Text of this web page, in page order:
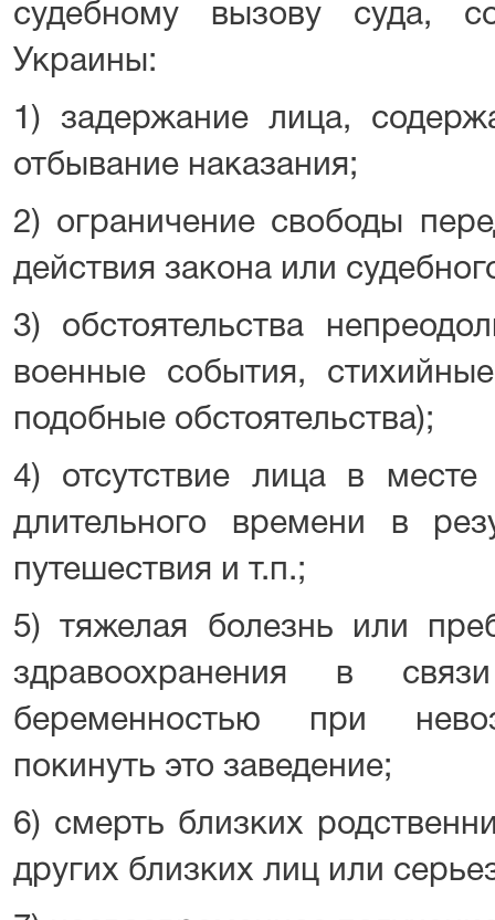
судебному вызову суда,
Украины:
1) задержание лица,
отбывание наказания;
2) ограничение свободы
действия закона или
3) обстоятельства
военные события,
подобные обстоятельства);
4) отсутствие лица в месте
длительного времени в
путешествия и т.п.;
5) тяжелая болезнь или
здравоохранения в
беременностью при
покинуть это заведение;
6) смерть близких
других близких лиц или